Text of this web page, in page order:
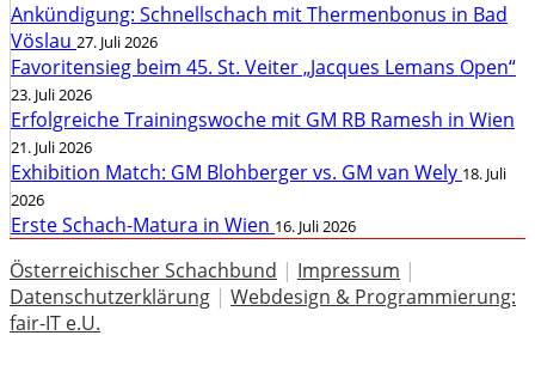
Ankündigung: Schnellschach mit Thermenbonus in Bad
Vöslau 27. Juli 2026
Favoritensieg beim 45. St. Veiter „Jacques Lemans Open“
23. Juli 2026
Erfolgreiche Trainingswoche mit GM RB Ramesh in Wien
21. Juli 2026
Exhibition Match: GM Blohberger vs. GM van Wely 18. Juli
2026
Erste Schach-Matura in Wien 16. Juli 2026
Österreichischer Schachbund | Impressum |
Datenschutzerklärung | Webdesign & Programmierung:
fair-IT e.U.